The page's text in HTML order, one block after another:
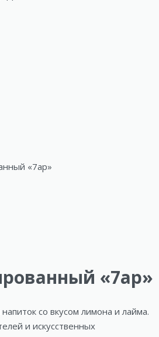
«7ap»
«7ap»
со вкусом лимона и лайма.
и искусственных